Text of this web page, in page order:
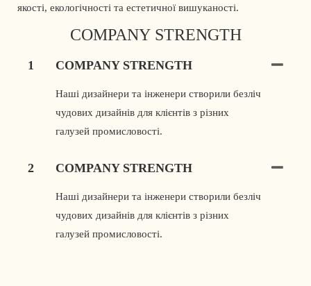
якості, екологічності та естетичної вишуканості.
COMPANY STRENGTH
1 COMPANY STRENGTH
Наші дизайнери та інженери створили безліч
чудових дизайнів для клієнтів з різних
галузей промисловості.
2 COMPANY STRENGTH
Наші дизайнери та інженери створили безліч
чудових дизайнів для клієнтів з різних
галузей промисловості.